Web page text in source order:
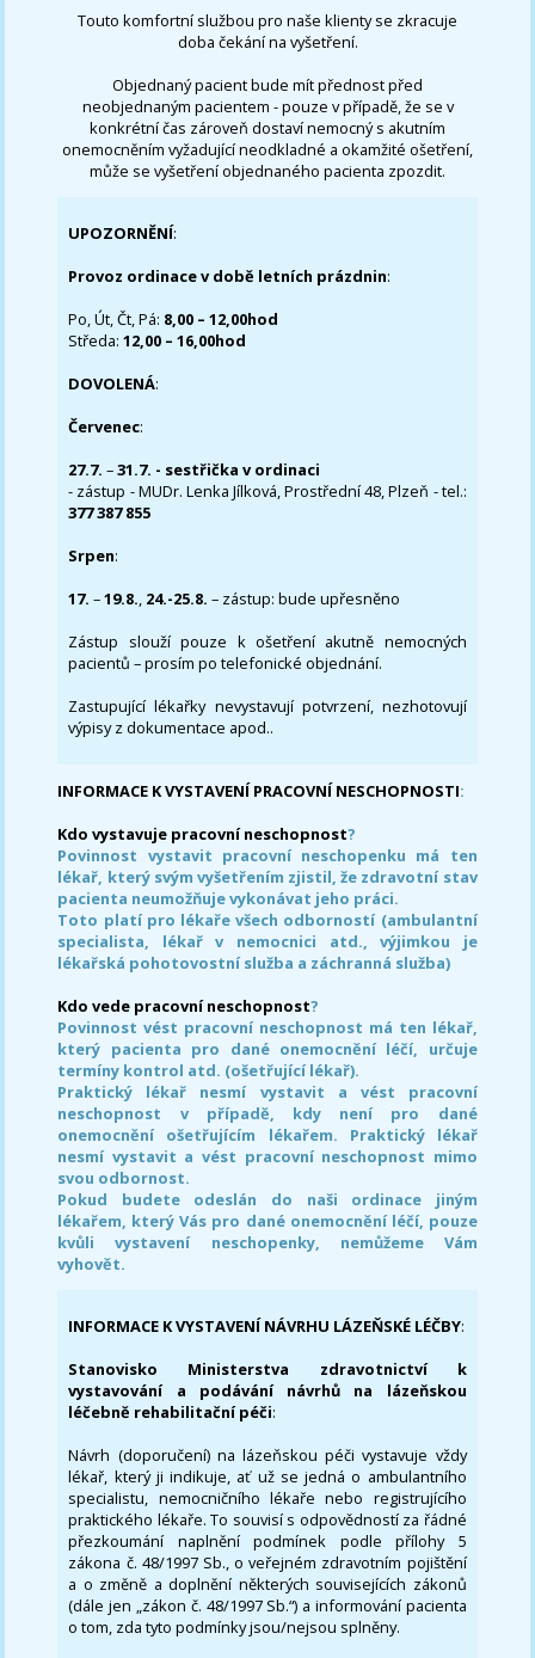
Touto komfortní službou pro naše klienty se zkracuje
doba čekání na vyšetření.
Objednaný pacient bude mít přednost před
neobjednaným pacientem - pouze v případě, že se v
konkrétní čas zároveň dostaví nemocný s akutním
onemocněním vyžadující neodkladné a okamžité ošetření,
může se vyšetření objednaného pacienta zpozdit.
UPOZORNĚNÍ:
Provoz ordinace v době letních prázdnin:
Po, Út, Čt, Pá: 8,00 – 12,00hod
Středa:12,00 – 16,00hod
DOVOLENÁ:
Červenec:
27.7.–31.7. - sestřička v ordinaci
- zástup - MUDr. Lenka Jílková, Prostřední 48, Plzeň - tel.:
377 387 855
Srpen:
17. –19.8., 24.-25.8. – zástup: bude upřesněno
Zástup slouží pouze k ošetření akutně nemocných
pacientů – prosím po telefonické objednání.
Zastupující lékařky nevystavují potvrzení, nezhotovují
výpisy z dokumentace apod..
INFORMACE K VYSTAVENÍ PRACOVNÍ NESCHOPNOSTI:
Kdo vystavuje pracovní neschopnost?
Povinnost vystavit pracovní neschopenku má ten
lékař, který svým vyšetřením zjistil, že zdravotní stav
pacienta neumožňuje vykonávat jeho práci.
Toto platí pro lékaře všech odborností (ambulantní
specialista, lékař v nemocnici atd., výjimkou je
lékařská pohotovostní služba a záchranná služba)
Kdo vede pracovní neschopnost?
Povinnost vést pracovní neschopnost má ten lékař,
který pacienta pro dané onemocnění léčí, určuje
termíny kontrol atd. (ošetřující lékař).
Praktický lékař nesmí vystavit a vést pracovní
neschopnost v případě, kdy není pro dané
onemocnění ošetřujícím lékařem. Praktický lékař
nesmí vystavit a vést pracovní neschopnost mimo
svou odbornost.
Pokud budete odeslán do naši ordinace jiným
lékařem, který Vás pro dané onemocnění léčí, pouze
kvůli vystavení neschopenky, nemůžeme Vám
vyhovět.
INFORMACE K VYSTAVENÍ NÁVRHU LÁZEŇSKÉ LÉČBY:
Stanovisko Ministerstva zdravotnictví k
vystavování a podávání návrhů na lázeňskou
léčebně rehabilitační péči:
Návrh (doporučení) na lázeňskou péči vystavuje vždy
lékař, který ji indikuje, ať už se jedná o ambulantního
specialistu, nemocničního lékaře nebo registrujícího
praktického lékaře. To souvisí s odpovědností za řádné
přezkoumání naplnění podmínek podle přílohy 5
zákona č. 48/1997 Sb., o veřejném zdravotním pojištění
a o změně a doplnění některých souvisejících zákonů
(dále jen „zákon č. 48/1997 Sb.“) a informování pacienta
o tom, zda tyto podmínky jsou/nejsou splněny.